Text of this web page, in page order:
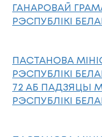
ГАНАРОВАЙ
РЭСПУБЛIКI
ПАСТАНОВА
РЭСПУБЛIКI
72 АБ ПАДЗЯЦЫ
РЭСПУБЛIКI